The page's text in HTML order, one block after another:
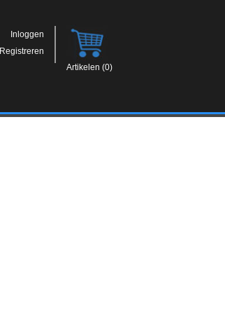
Inloggen
Registreren
Artikelen (0)